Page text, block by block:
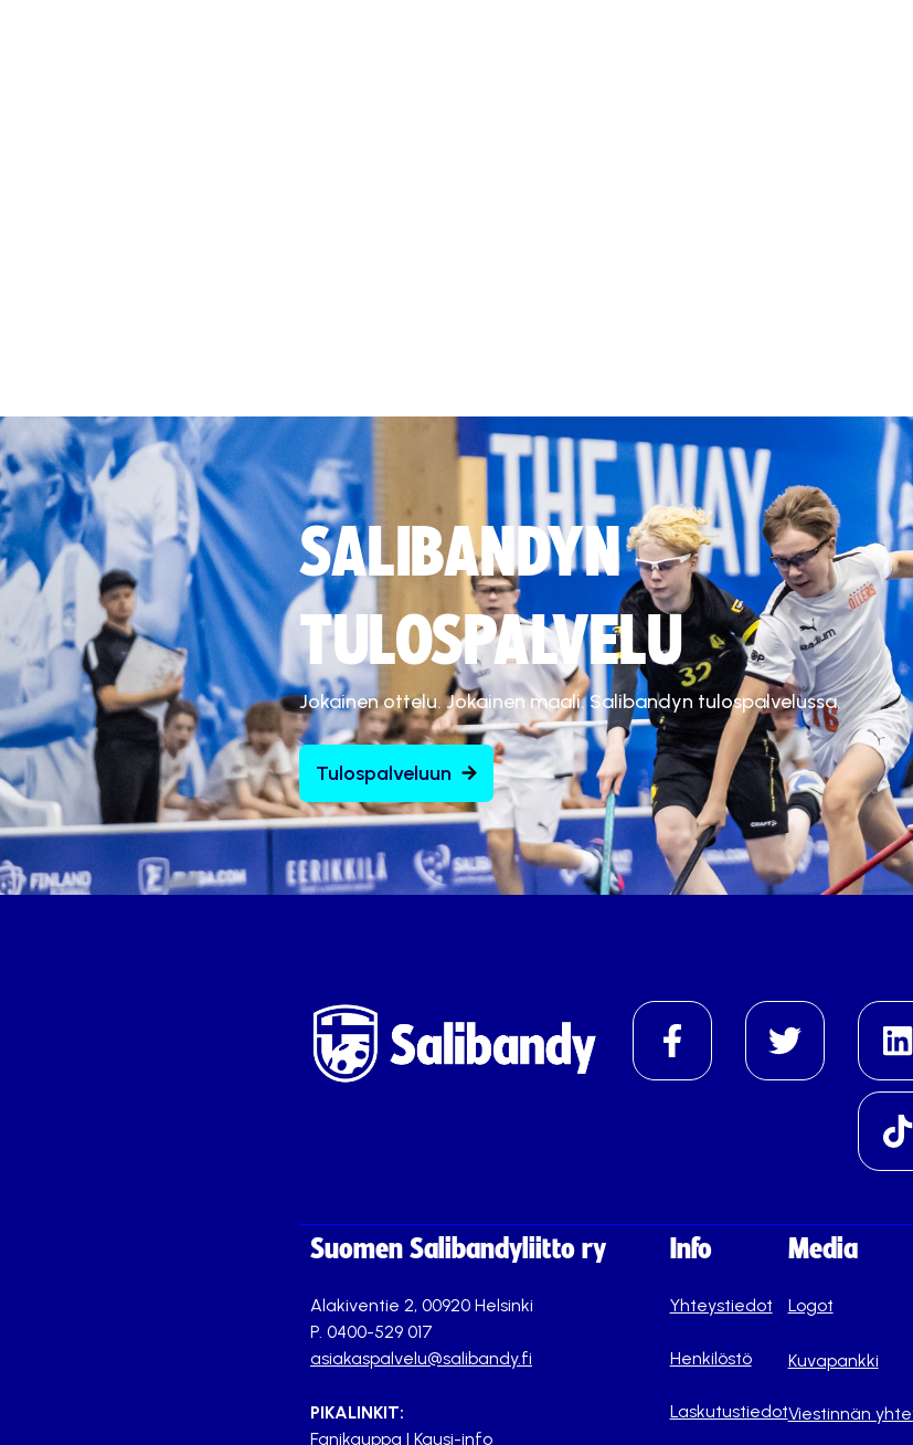
SALIBANDYN
TULOSPALVELU
Jokainen ottelu. Jokainen maali. Salibandyn tulospalvelussa.
Tulospalveluun
Suomen Salibandyliitto ry
Alakiventie 2, 00920 Helsinki
P. 0400-529 017
asiakaspalvelu@salibandy.fi
PIKALINKIT:
Fanikauppa | Kausi-info
Info
Yhteystiedot
Henkilöstö
Laskutustiedot
Media
Logot
Kuvapankki
Viestinnän